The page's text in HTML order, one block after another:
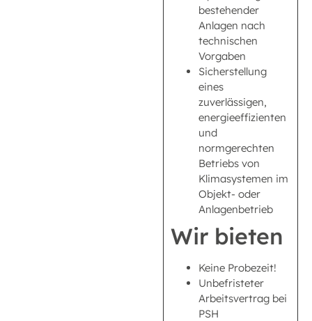
bestehender
Anlagen nach
technischen
Vorgaben
Sicherstellung
eines
zuverlässigen,
energieeffizienten
und
normgerechten
Betriebs von
Klimasystemen im
Objekt- oder
Anlagenbetrieb
Wir bieten
Keine Probezeit!
Unbefristeter
Arbeitsvertrag bei
PSH